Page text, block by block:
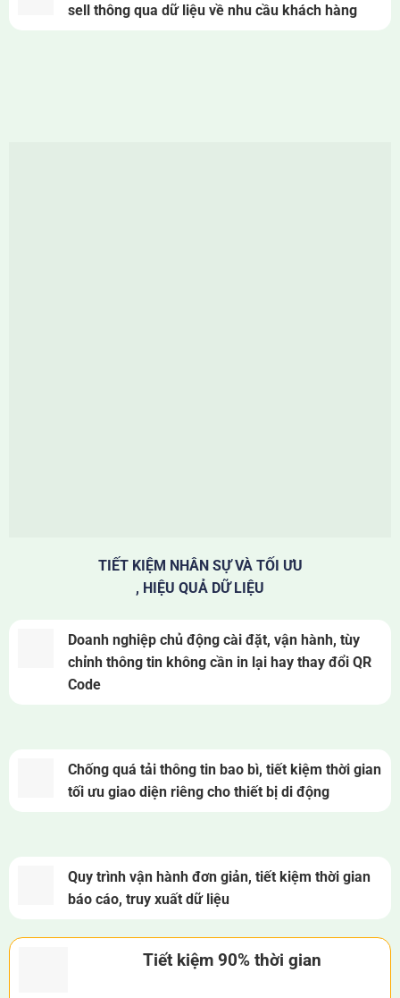
sell thông qua dữ liệu về nhu cầu khách hàng
TIẾT KIỆM NHÂN SỰ VÀ TỐI ƯU
, HIỆU QUẢ DỮ LIỆU
Doanh nghiệp chủ động cài đặt, vận hành, tùy
chỉnh thông tin không cần in lại hay thay đổi QR
Code
Chống quá tải thông tin bao bì, tiết kiệm thời gian
tối ưu giao diện riêng cho thiết bị di động
Quy trình vận hành đơn giản, tiết kiệm thời gian
báo cáo, truy xuất dữ liệu
Tiết kiệm 90% thời gian